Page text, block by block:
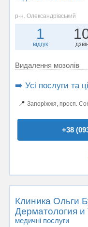
р-н. Олександрівський
1
відгук
Видалення мозолів
➡️ Усі послуги та
📍 Запоріжжя, просп.
+38
Клиника Ольги
Дерматология и
медичні послуги